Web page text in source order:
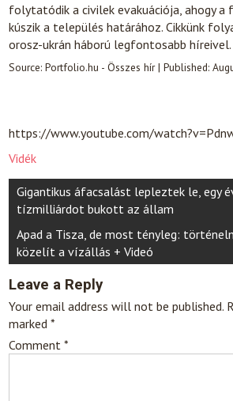
folytatódik a civilek evakuációja, ahogy a
kúszik a település határához. Cikkünk
orosz-ukrán háború legfontosabb híreivel.
Source:Portfolio.hu - Összes hír|Published:
https://www.youtube.com/
Vidék
Post
navigation
Gigantikus áfacsalást lepleztek le, egy
tízmilliárdot bukott az állam
Apad a Tisza, de most tényleg:
közelít a vízállás + Videó
Leave a Reply
Your email address will not be published.
marked*
Comment*